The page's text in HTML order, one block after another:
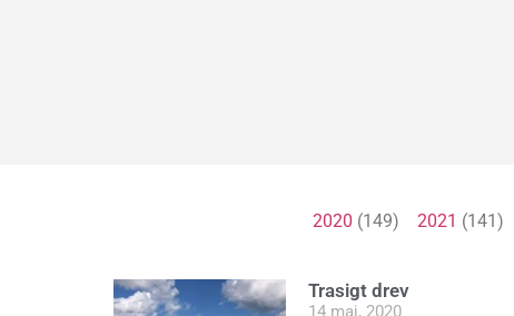
2020 (149) 2021 (141)
Trasigt drev
14 maj, 2020